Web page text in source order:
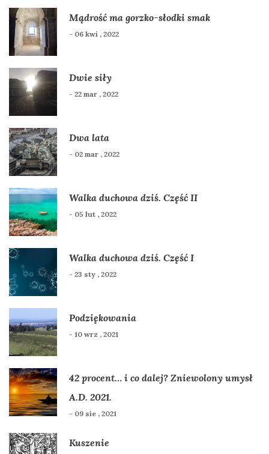
Mądrość ma gorzko-słodki smak
- 06 kwi , 2022
Dwie siły
- 22 mar , 2022
Dwa lata
- 02 mar , 2022
Walka duchowa dziś. Część II
- 05 lut , 2022
Walka duchowa dziś. Część I
- 23 sty , 2022
Podziękowania
- 10 wrz , 2021
42 procent… i co dalej? Zniewolony umysł
A.D. 2021.
- 09 sie , 2021
Kuszenie